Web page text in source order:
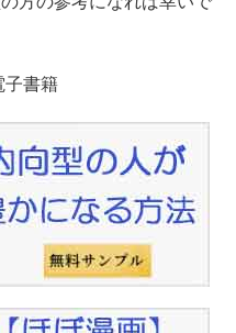
子書籍